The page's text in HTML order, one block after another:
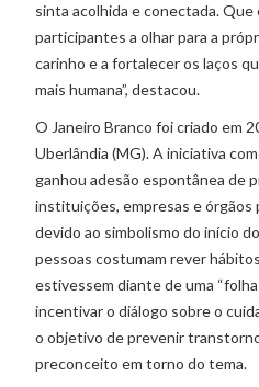
sinta acolhida e conectada.
participantes a olhar para a
carinho e a fortalecer os laços
mais humana”, destacou.
O Janeiro Branco foi criado em
Uberlândia (MG). A iniciativa
ganhou adesão espontânea de
instituições, empresas e órgãos
devido ao simbolismo do início
pessoas costumam rever
estivessem diante de uma “folha
incentivar o diálogo sobre o
o objetivo de prevenir
preconceito em torno do tema.